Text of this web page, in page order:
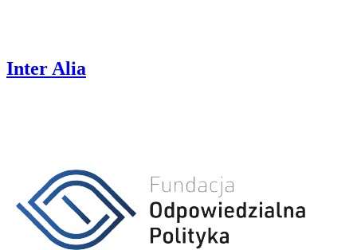
Inter Alia